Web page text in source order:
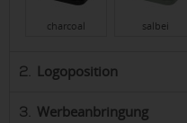
charcoal salbei
2. Logoposition
3. Werbeanbringung